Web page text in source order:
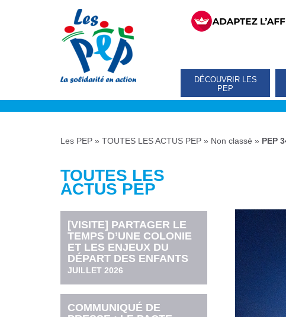
DÉCOUVRIR LES
PEP
Les PEP » TOUTES LES ACTUS PEP » Non classé » PEP
TOUTES LES
ACTUS PEP
[VISITE] PARTAGER LE
TEMPS D’UNE COLONIE
ET LES ENJEUX DU
DÉPART DES ENFANTS
JUILLET 2026
COMMUNIQUÉ DE